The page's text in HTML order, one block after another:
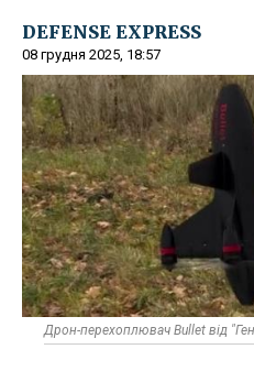
DEFENSE EXPRESS
08 грудня 2025, 18:57
Дрон-перехоплювач Bullet від